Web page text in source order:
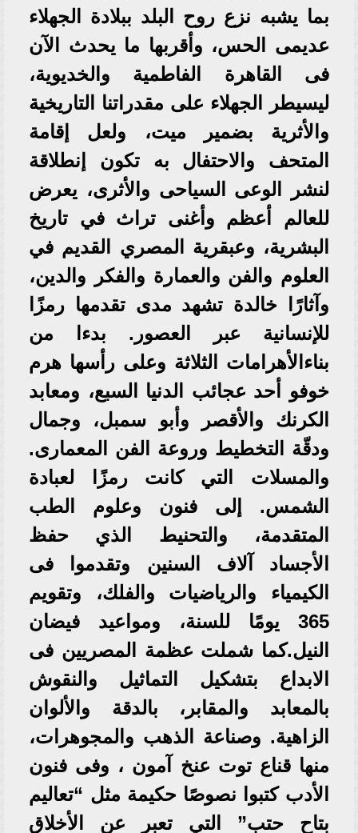
بما يشبه نزع روح البلد ببلادة الجهلاء
عديمى الحس، وأقربها ما يحدث الآن
فى القاهرة الفاطمية والخديوية،
ليسيطر الجهلاء على مقدراتنا التاريخية
والأثرية بضمير ميت، ولعل إقامة
المتحف والاحتفال به تكون إنطلاقة
لنشر الوعى السياحى والأثرى، يعرض
للعالم أعظم وأغنى تراث في تاريخ
البشرية، وعبقرية المصري القديم في
العلوم والفن والعمارة والفكر والدين،
وآثارًا خالدة تشهد مدى تقدمها رمزًا
للإنسانية عبر العصور. بدءا من
بناءالأهرامات الثلاثة وعلى رأسها هرم
خوفو أحد عجائب الدنيا السبع، ومعابد
الكرنك والأقصر وأبو سمبل، وجمال
ودقّة التخطيط وروعة الفن المعمارى.
والمسلات التي كانت رمزًا لعبادة
الشمس. إلى فنون وعلوم الطب
المتقدمة، والتحنيط الذي حفظ
الأجساد آلاف السنين وتقدموا فى
الكيمياء والرياضيات والفلك، وتقويم
365 يومًا للسنة، ومواعيد فيضان
النيل.كما شملت عظمة المصريين فى
الابداع بتشكيل التماثيل والنقوش
بالمعابد والمقابر، بالدقة والألوان
الزاهية. وصناعة الذهب والمجوهرات،
منها قناع توت عنخ آمون ، وفى فنون
الأدب كتبوا نصوصًا حكيمة مثل “تعاليم
بتاح حتب” التي تعبر عن الأخلاق